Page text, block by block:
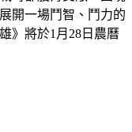
開一場鬥智、鬥力的
》將於1月28日農曆